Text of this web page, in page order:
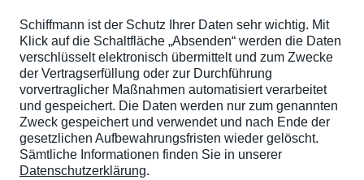
Schiffmann ist der Schutz Ihrer Daten sehr wichtig. Mit
Klick auf die Schaltfläche „Absenden“ werden die Daten
verschlüsselt elektronisch übermittelt und zum Zwecke
der Vertragserfüllung oder zur Durchführung
vorvertraglicher Maßnahmen automatisiert verarbeitet
und gespeichert. Die Daten werden nur zum genannten
Zweck gespeichert und verwendet und nach Ende der
gesetzlichen Aufbewahrungsfristen wieder gelöscht.
Sämtliche Informationen finden Sie in unserer
Datenschutzerklärung.